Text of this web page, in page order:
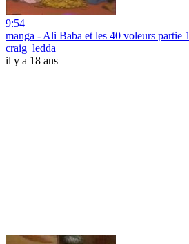
9:54
manga - Ali Baba et les 40 voleurs partie 1
craig_ledda
il y a 18 ans